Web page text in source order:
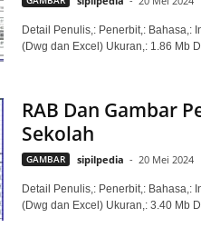
Detail Penulis,: Penerbit,: Bahasa,:
(Dwg dan Excel) Ukuran,: 1.86 Mb
RAB Dan Gambar
Sekolah
GAMBAR sipilpedia - 20 Mei 2024
Detail Penulis,: Penerbit,: Bahasa,:
(Dwg dan Excel) Ukuran,: 3.40 Mb